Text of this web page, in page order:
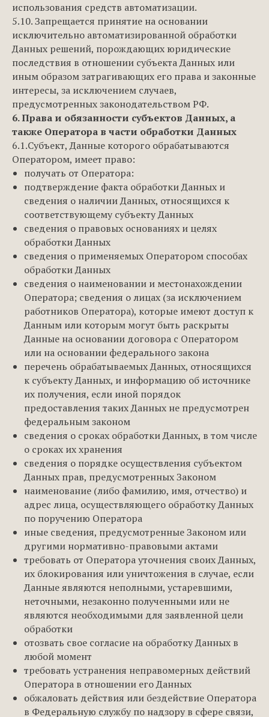
использования средств автоматизации.
5.10. Запрещается принятие на основании
исключительно автоматизированной обработки
Данных решений, порождающих юридические
последствия в отношении субъекта Данных или
иным образом затрагивающих его права и законные
интересы, за исключением случаев,
предусмотренных законодательством РФ.
6. Права и обязанности субъектов Данных, а
также Оператора в части обработки Данных
6.1.Субъект, Данные которого обрабатываются
Оператором, имеет право:
получать от Оператора:
подтверждение факта обработки Данных и
сведения о наличии Данных, относящихся к
соответствующему субъекту Данных
сведения о правовых основаниях и целях
обработки Данных
сведения о применяемых Оператором способах
обработки Данных
сведения о наименовании и местонахождении
Оператора; сведения о лицах (за исключением
работников Оператора), которые имеют доступ к
Данным или которым могут быть раскрыты
Данные на основании договора с Оператором
или на основании федерального закона
перечень обрабатываемых Данных, относящихся
к субъекту Данных, и информацию об источнике
их получения, если иной порядок
предоставления таких Данных не предусмотрен
федеральным законом
сведения о сроках обработки Данных, в том числе
о сроках их хранения
сведения о порядке осуществления субъектом
Данных прав, предусмотренных Законом
наименование (либо фамилию, имя, отчество) и
адрес лица, осуществляющего обработку Данных
по поручению Оператора
иные сведения, предусмотренные Законом или
другими нормативно-правовыми актами
требовать от Оператора уточнения своих Данных,
их блокирования или уничтожения в случае, если
Данные являются неполными, устаревшими,
неточными, незаконно полученными или не
являются необходимыми для заявленной цели
обработки
отозвать свое согласие на обработку Данных в
любой момент
требовать устранения неправомерных действий
Оператора в отношении его Данных
обжаловать действия или бездействие Оператора
в Федеральную службу по надзору в сфере связи,